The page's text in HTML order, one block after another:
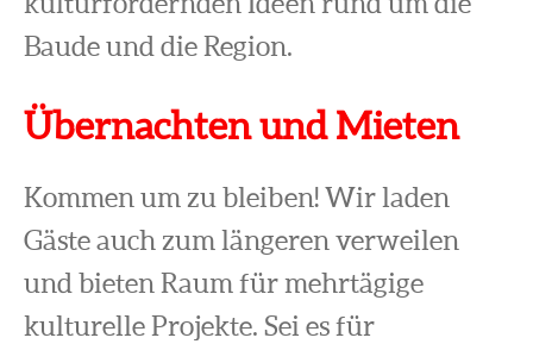
Baude und die Region.
Übernachten und Mieten
Kommen um zu bleiben! Wir laden
Gäste auch zum längeren verweilen
und bieten Raum für mehrtägige
kulturelle Projekte. Sei es für